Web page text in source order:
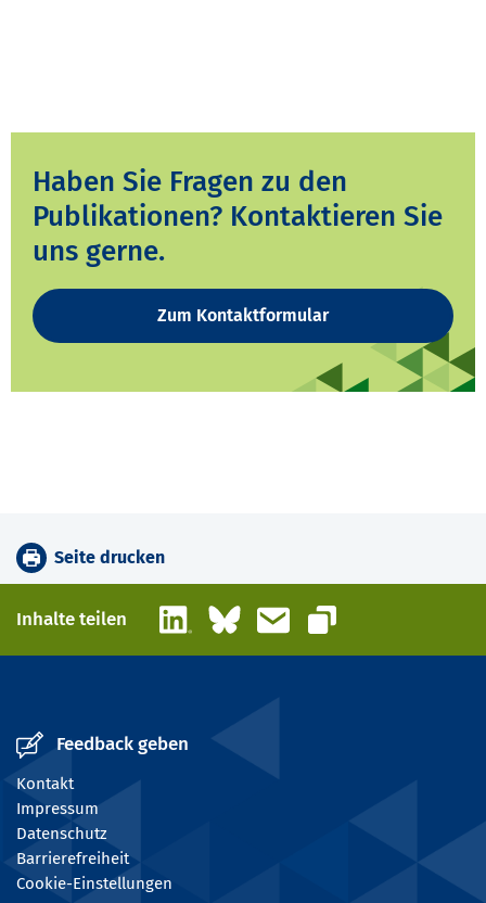
Haben Sie Fragen zu den
Publikationen? Kontaktieren Sie
uns gerne.
Zum Kontaktformular
Seite drucken
Inhalte teilen LinkedInBlueskyE-Mail
Link kopieren
Feedback geben
Kontakt
Impressum
Datenschutz
Barrierefreiheit
Cookie-Einstellungen